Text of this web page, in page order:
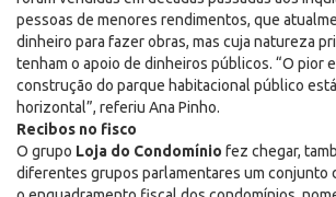
pessoas de menores rendimentos, que
dinheiro para fazer obras, mas cuja natureza
tenham o apoio de dinheiros públicos. “O pior
construção do parque habitacional público
horizontal”, referiu Ana Pinho.
Recibos no fisco
O grupo Loja do Condomínio fez chegar,
diferentes grupos parlamentares um conjunto